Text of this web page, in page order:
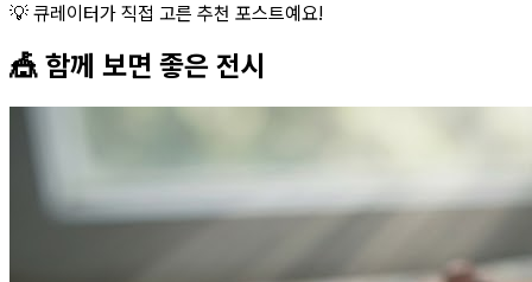
💡 큐레이터가 직접 고른 추천 포스트예요!
🎪 함께 보면 좋은 전시